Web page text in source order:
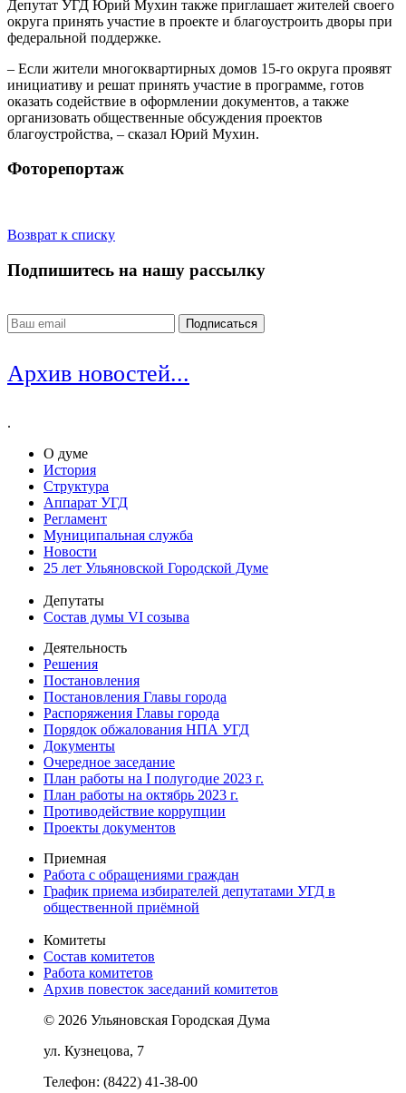
Депутат УГД Юрий Мухин также приглашает жителей своего
округа принять участие в проекте и благоустроить дворы при
федеральной поддержке.
– Если жители многоквартирных домов 15-го округа проявят
инициативу и решат принять участие в программе, готов
оказать содействие в оформлении документов, а также
организовать общественные обсуждения проектов
благоустройства, – сказал Юрий Мухин.
Фоторепортаж
Возврат к списку
Подпишитесь на нашу рассылку
Архив новостей...
.
О думе
История
Структура
Аппарат УГД
Регламент
Муниципальная служба
Новости
25 лет Ульяновской Городской Думе
Депутаты
Состав думы VI созыва
Деятельность
Решения
Постановления
Постановления Главы города
Распоряжения Главы города
Порядок обжалования НПА УГД
Документы
Очередное заседание
План работы на I полугодие 2023 г.
План работы на октябрь 2023 г.
Противодействие коррупции
Проекты документов
Приемная
Работа с обращениями граждан
График приема избирателей депутатами УГД в
общественной приёмной
Комитеты
Состав комитетов
Работа комитетов
Архив повесток заседаний комитетов
© 2026 Ульяновская Городская Дума
ул. Кузнецова, 7
Телефон: (8422) 41-38-00